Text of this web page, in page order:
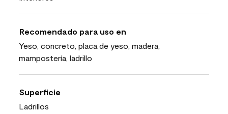
Recomendado para uso en
Yeso, concreto, placa de yeso, madera,
mampostería, ladrillo
Superficie
Ladrillos